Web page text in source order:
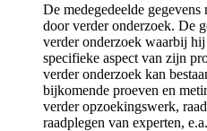
De medegedeelde
door verder onderzoek. De
verder onderzoek waarbij
specifieke aspect van zijn
verder onderzoek kan
bijkomende proeven en
verder opzoekingswerk,
raadplegen van experten, e.a.